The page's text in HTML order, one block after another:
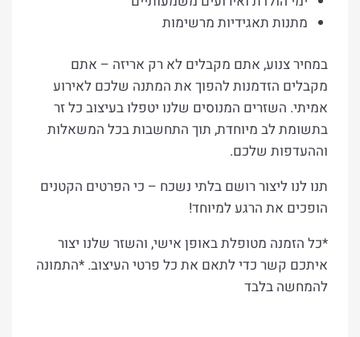
מתנות תאגידיות מרשימות
במחיר צנוע, אתם מקבלים לא רק אריזה – אתם
מקבלים הזדמנות להפוך את המתנה שלכם לאירוע
אמיתי. השזרים המנוסים שלנו יטפלו בעיצוב כל זר
בתשומת לב מיוחדת, תוך התחשבות בכל המשאלות
וההעדפות שלכם.
תנו לנו ליצור רושם בלתי נשכח – כי הפרטים הקטנים
הופכים את הרגע למיוחד!
*כל הזמנה מטופלת באופן אישי, והשזר שלנו יצור
איתכם קשר כדי לתאם את כל פרטי העיצוב. *התמונה
להמחשה בלבד